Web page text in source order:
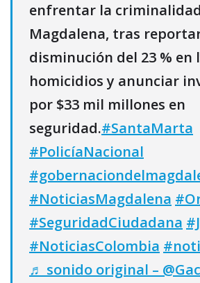
enfrentar la
Magdalena, tras
disminución del 23 % en
homicidios y anunciar
por $33 mil millones en
seguridad.#SantaMarta
#PolicíaNacional
#NoticiasMagdalena
#SeguridadCiudadana
#NoticiasColombia
♬ sonido original –